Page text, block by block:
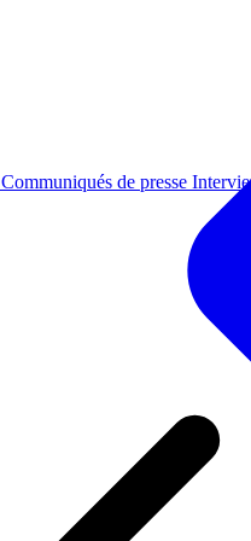
Communiqués de presse